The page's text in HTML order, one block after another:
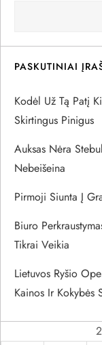
c
j
a
t
a
r
p
į
PASKUTINIAI
Kodėl Už Tą Patį
Skirtingus Pinigus
Auksas Nėra
Nebeišeina
Pirmoji Siunta Į
Biuro
Tikrai Veikia
Lietuvos Ryšio
Kainos Ir Kokybės